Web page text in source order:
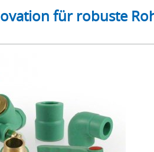
für robuste